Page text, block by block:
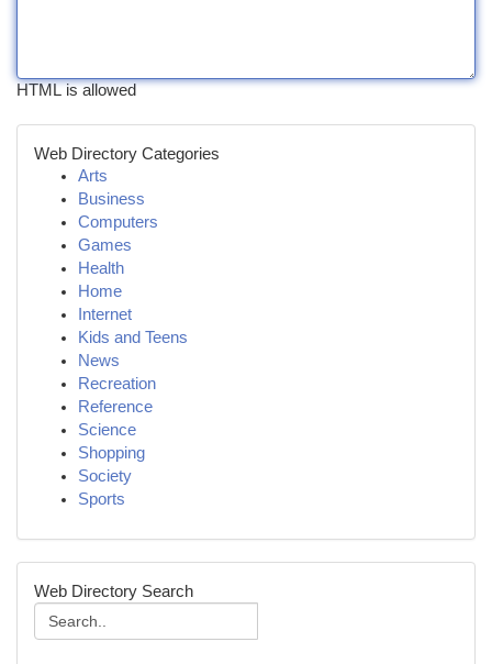
HTML is allowed
Web Directory Categories
Arts
Business
Computers
Games
Health
Home
Internet
Kids and Teens
News
Recreation
Reference
Science
Shopping
Society
Sports
Web Directory Search